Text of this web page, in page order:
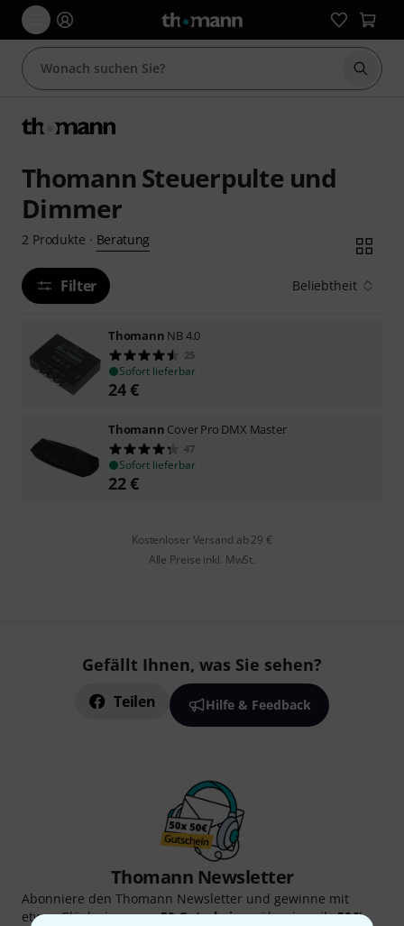
Suche
Thomann Steuerpulte und
Dimmer
2 Produkte · Beratung
Filter Beliebtheit
Thomann NB 4.0
25
Sofort lieferbar
24€
Thomann Cover Pro DMX Master
47
Sofort lieferbar
22€
Kostenloser Versand ab 29 €
Alle Preise inkl. MwSt.
Gefällt Ihnen, was Sie sehen?
Teilen Hilfe & Feedback
Thomann Newsletter
Abonniere den Thomann Newsletter und gewinne mit
etwas Glück einen von50 Gutscheinenüber jeweils50€!